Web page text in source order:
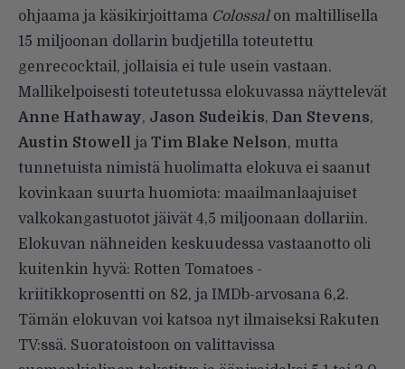
ohjaama ja käsikirjoittama Colossalon maltillisella
15 miljoonan dollarin budjetilla toteutettu
genrecocktail, jollaisia ei tule usein vastaan.
Mallikelpoisesti toteutetussa elokuvassa näyttelevät
Anne Hathaway, Jason Sudeikis, Dan Stevens,
Austin Stowell ja Tim Blake Nelson, mutta
tunnetuista nimistä huolimatta elokuva ei saanut
kovinkaan suurta huomiota: maailmanlaajuiset
valkokangastuotot jäivät 4,5 miljoonaan dollariin.
Elokuvan nähneiden keskuudessa vastaanotto oli
kuitenkin hyvä: Rotten Tomatoes -
kriitikkoprosentti on 82, ja IMDb-arvosana 6,2.
Tämän elokuvan voi katsoa nyt ilmaiseksi Rakuten
TV:ssä. Suoratoistoon on valittavissa